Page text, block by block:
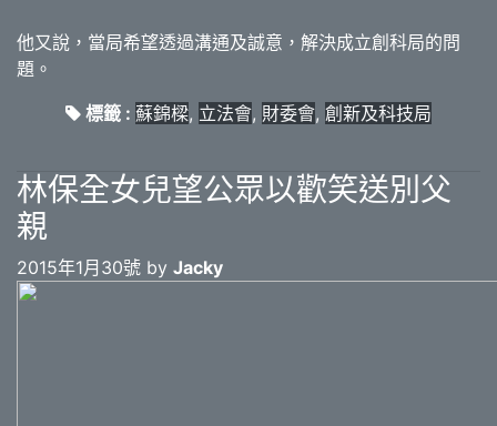
他又說，當局希望透過溝通及誠意，解決成立創科局的問
題。
標籤 : 蘇錦樑, 立法會, 財委會, 創新及科技局
林保全女兒望公眾以歡笑送別父
親
2015年1月30號 by Jacky